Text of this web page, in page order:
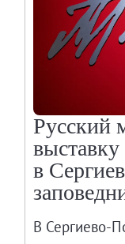
Русский
в
В Сергиево-